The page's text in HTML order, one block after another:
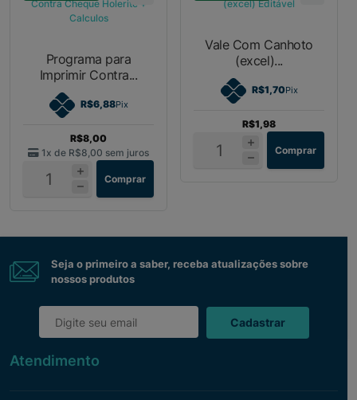
Programa para
Imprimir Contra...
R$6,88Pix
R$8,00
1x de R$8,00 sem juros
Comprar
Vale Com Canhoto
(excel)...
R$1,70Pix
R$1,98
Comprar
Seja o primeiro a saber, receba atualizações sobre
nossos produtos
Cadastrar
Atendimento